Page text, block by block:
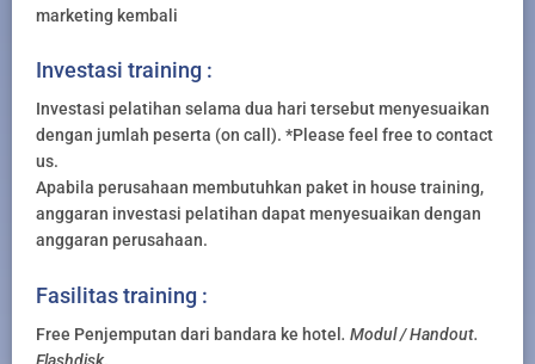
marketing kembali
Investasi training :
Investasi pelatihan selama dua hari tersebut menyesuaikan
dengan jumlah peserta (on call). *Please feel free to contact
us.
Apabila perusahaan membutuhkan paket in house training,
anggaran investasi pelatihan dapat menyesuaikan dengan
anggaran perusahaan.
Fasilitas training :
Free Penjemputan dari bandara ke hotel . Modul / Handout.